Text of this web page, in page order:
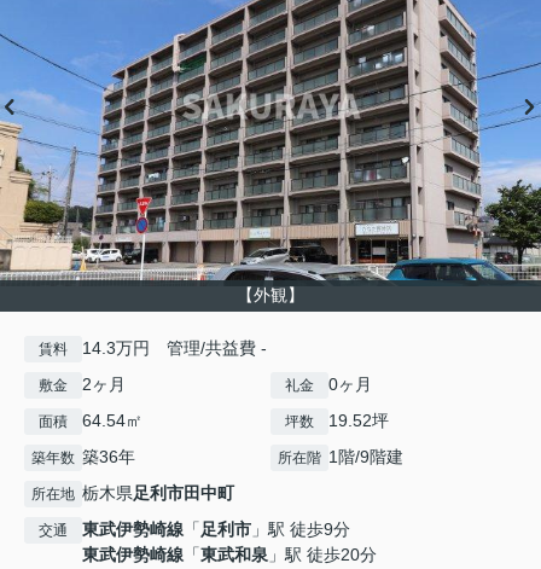
【外観】
賃料 14.3万円 管理/共益費 -
敷金 2ヶ月 礼金 0ヶ月
面積 64.54㎡ 坪数 19.52坪
築年数 築36年 所在階 1階/9階建
所在地 栃木県足利市田中町
交通 東武伊勢崎線 「足利市 」駅 徒歩9分
東武伊勢崎線 「東武和泉 」駅 徒歩20分